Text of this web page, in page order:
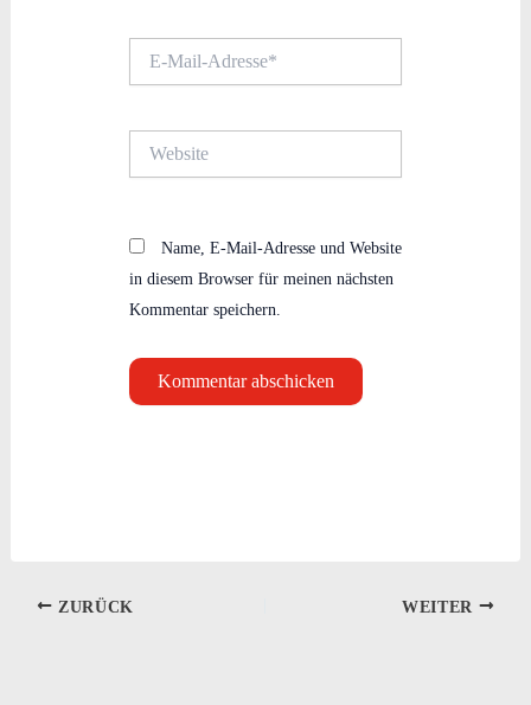
Mail-
Name, E-Mail-Adresse und Website
in diesem Browser für meinen nächsten
Kommentar speichern.
ZURÜCK WEITER